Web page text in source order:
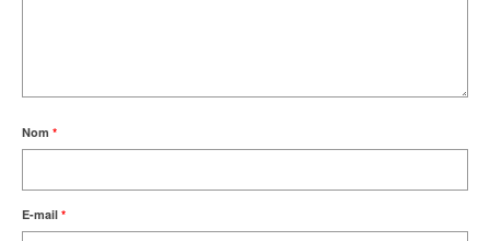
Nom *
E-mail *